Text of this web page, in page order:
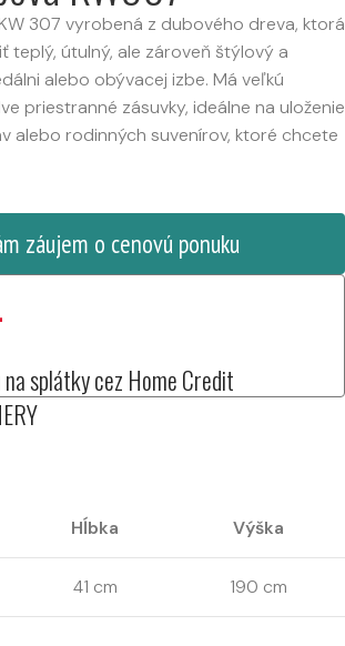
307 vyrobená z dubového dreva, ktorá
teplý, útulný, ale zároveň štýlový a
alebo obývacej izbe. Má veľkú
priestranné zásuvky, ideálne na uloženie
alebo rodinných suvenírov, ktoré chcete
záujem o cenovú ponuku
splátky cez Home Credit
Hĺbka Výška
41 cm 190 cm